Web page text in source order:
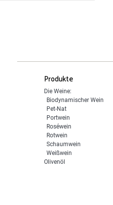
Produkte
Die Weine:
Biodynamischer Wein
Pet-Nat
Portwein
Roséwein
Rotwein
Schaumwein
Weißwein
Olivenöl